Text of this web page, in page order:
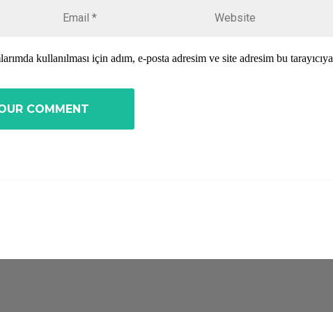
kullanılması için adım, e-posta adresim ve site adresim bu tarayıcıya